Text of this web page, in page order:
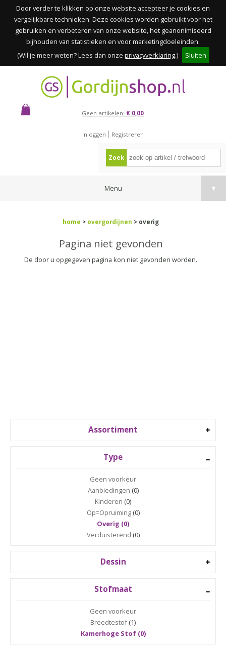
Door verder te klikken op onze website accepteer je cookies en
vergelijkbare technieken. Deze cookies worden gebruikt voor het
gebruiken en verbeteren van onze website, het geanonimiseerd
bijhouden van statistieken en voor marketingdoeleinden.
(Wil je meer weten? Lees dan onze privacyverklaring.) Sluiten
Geen artikelen: € 0,00
Inloggen Registreren
Zoek
Menu ▼
Assortiment
Type
Geen voorkeur
Aanbiedingen (0)
Kinderen (0)
Op=Opruiming(0)
Overig (0)
Verduisterend (0)
Dessin
Stofmaat
Geen voorkeur
Breedtestof(1)
Kamerhoge Stof (0)
home > overgordijnen > overig
Pagina niet gevonden
De door u opgegeven pagina kon niet gevonden worden.